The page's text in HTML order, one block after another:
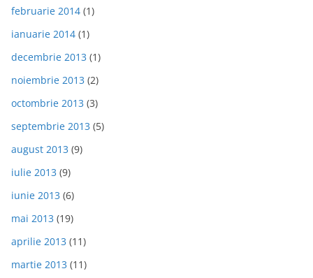
februarie 2014 (1)
ianuarie 2014 (1)
decembrie 2013 (1)
noiembrie 2013 (2)
octombrie 2013 (3)
septembrie 2013 (5)
august 2013 (9)
iulie 2013 (9)
iunie 2013 (6)
mai 2013 (19)
aprilie 2013 (11)
martie 2013 (11)